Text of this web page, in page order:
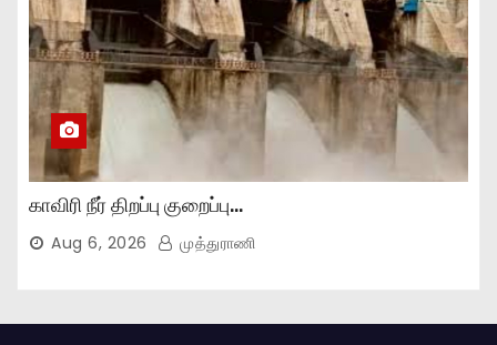
காவிரி நீர் திறப்பு குறைப்பு…
Aug 6, 2026 முத்துராணி